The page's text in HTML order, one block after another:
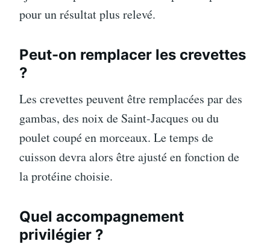
pour un résultat plus relevé.
Peut-on remplacer les crevettes
?
Les crevettes peuvent être remplacées par des
gambas, des noix de Saint-Jacques ou du
poulet coupé en morceaux. Le temps de
cuisson devra alors être ajusté en fonction de
la protéine choisie.
Quel accompagnement
privilégier ?